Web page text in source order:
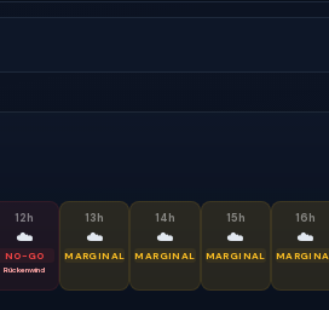
12h
☁️
NO-GO
Rückenwind
13h
☁️
MARGINAL
14h
☁️
MARGINAL
15h
☁️
MARGINAL
16h
☁️